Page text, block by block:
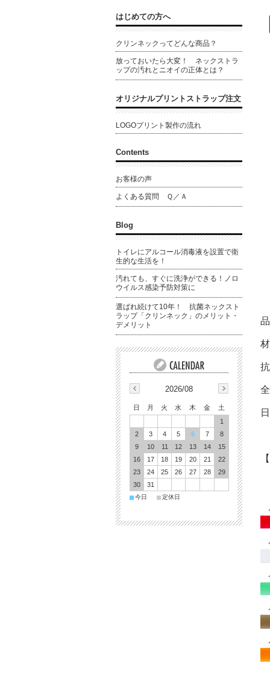
はじめての方へ
クリンネックってどんな商品？
放っておいたら大変！ ネックストラ
ップの汚れとニオイの正体とは？
オリジナルプリントストラップ注文
LOGOプリント製作の流れ
Contents
お客様の声
よくある質問 Ｑ／Ａ
Blog
トイレにアルコール消毒液を設置で衛
生的な生活を！
汚れても、すぐに洗浄ができる！ノロ
ウイルス感染予防対策に
選ばれ続けて10年！ 抗菌ネックスト
ラップ「クリンネック」のメリット・
デメリット
2026/08
日 月 火 水 木 金
土
1
2
3 4 5 6 7
8
9
10 11 12 13 14
15
16
17 18 19 20 21
22
23
24 25 26 27 28
29
30
31
■今日 ■定休日